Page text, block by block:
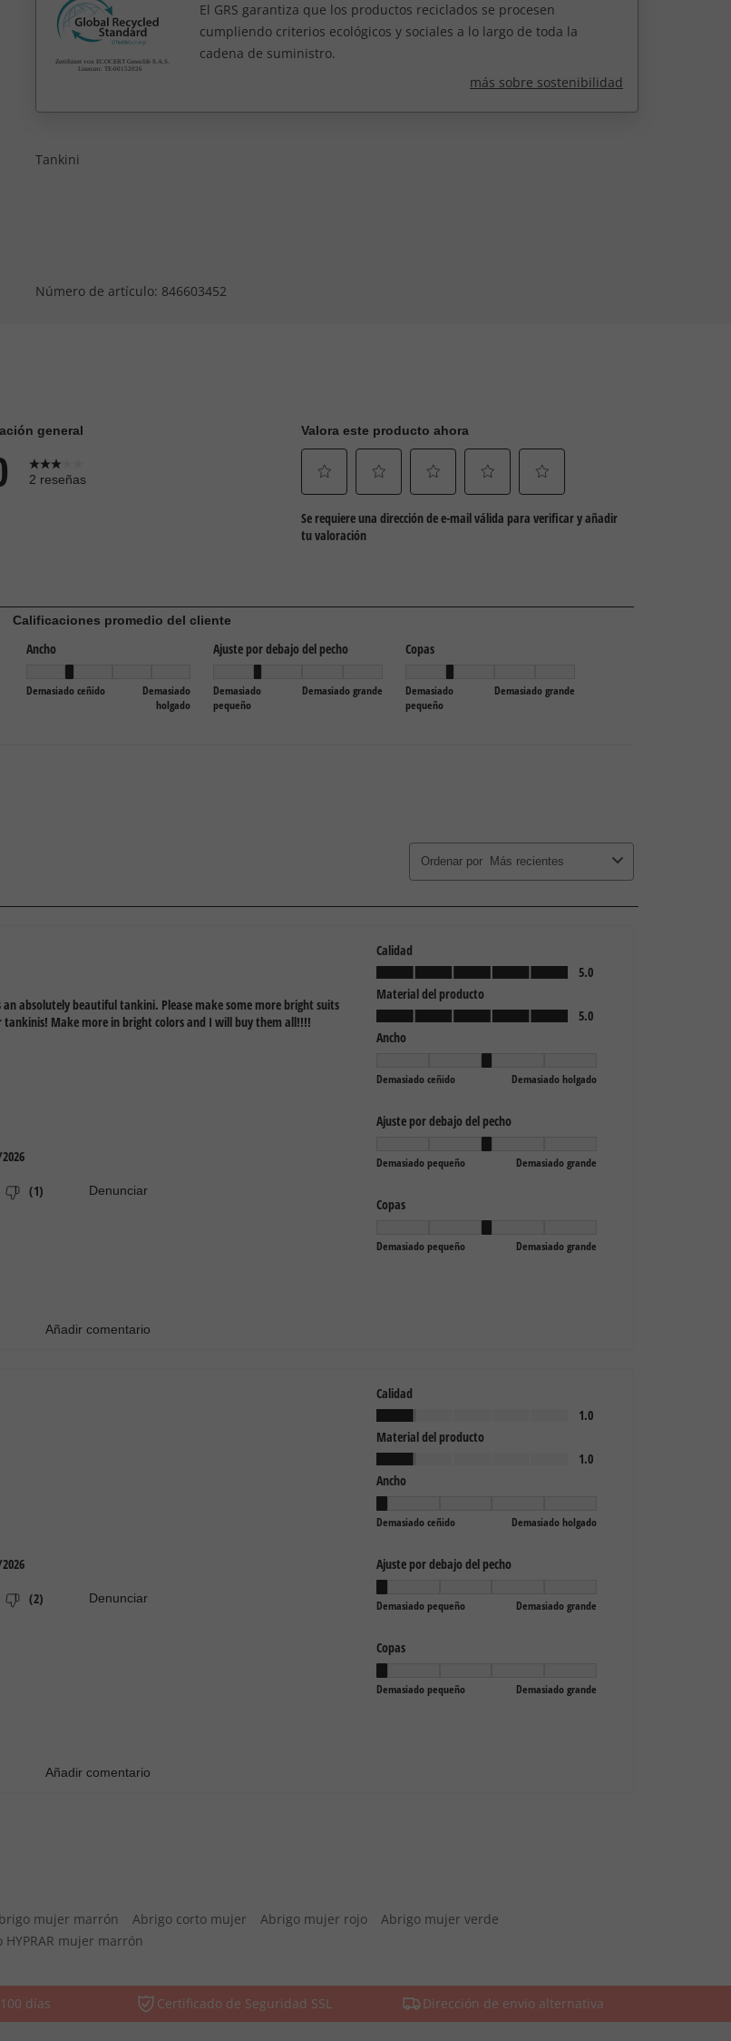
El GRS garantiza que los productos reciclados se procesen
cumpliendo criterios ecológicos y sociales a lo largo de toda la
cadena de suministro.
más sobre sostenibilidad
Tankini
Número de artículo: 846603452
mujer marrón Abrigo corto mujer Abrigo mujer rojo
Abrigo mujer verde
mujer marrón
días Certificado de Seguridad SSL Dirección de envío alternativa